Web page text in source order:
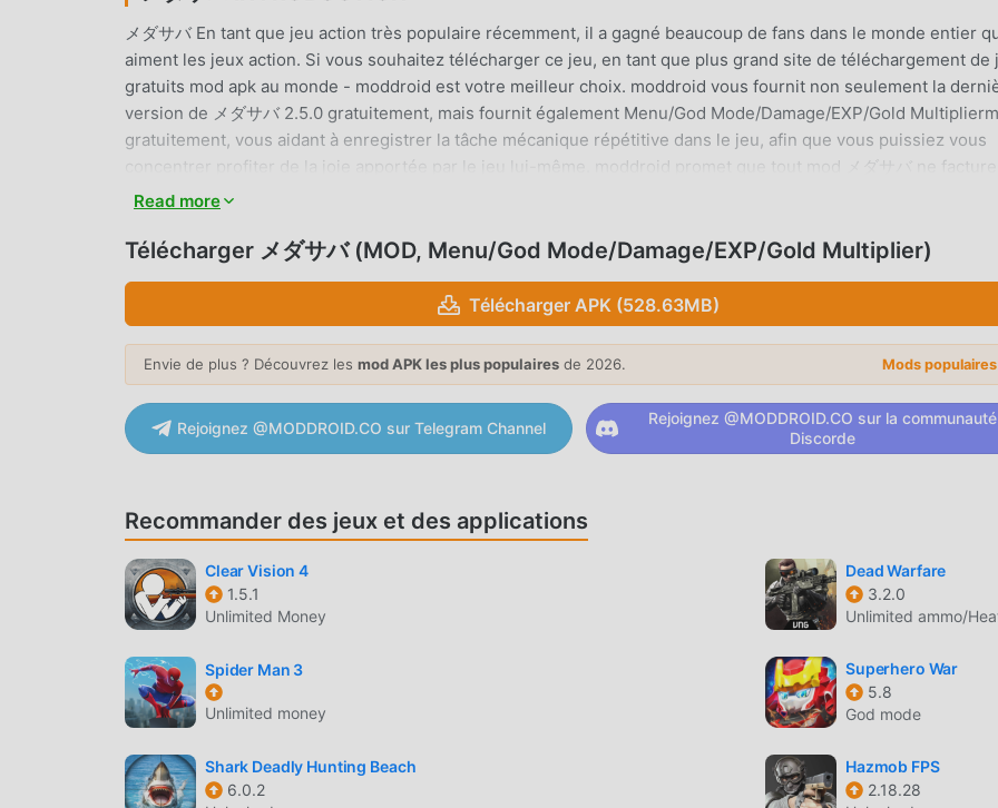
メダサバ En tant que jeu action très populaire récemment, il a gagné beaucoup de fans dans le monde entier
aiment les jeux action. Si vous souhaitez télécharger ce jeu, en tant que plus grand site de téléchargement de
gratuits mod apk au monde - moddroid est votre meilleur choix. moddroid vous fournit non seulement la
version de メダサバ 2.5.0 gratuitement, mais fournit également Menu/God Mode/Damage/EXP/Gold
gratuitement, vous aidant à enregistrer la tâche mécanique répétitive dans le jeu, afin que vous puissiez vous
concentrer profiter de la joie apportée par le jeu lui-même. moddroid promet que tout mod メダサバ ne
aucun frais aux joueurs, et il est 100% sûr, disponible et gratuit à installer. Téléchargez simplement le client
moddroid et jouez !
メダサバ En tant que jeu action populaire, son gameplay unique lui a permis de gagner un grand nombre de
travers le monde. Contrairement aux jeux action traditionnels, dans メダサバ , vous n'avez qu'à suivre le
action メダサバ 2.5.0. Dans le même temps, moddroid a spécialement construit une plate-forme pour les
de jeux action, vous permettant de communiquer et de partager avec tous les amateurs de jeux action du
BEL ÉCRAN
Comme les jeux action traditionnels, メダサバ a un style artistique unique, et ses graphismes, cartes et
personnages de haute qualité font de メダサバ attiré de nombreux fans de action, et comparé aux jeux action
traditionnels, メダサバ 2.5.0 a adopté un moteur virtuel mis à jour et effectué des améliorations audacieuses.
original de action, le maximum Il améliore l'expérience sensorielle de l'utilisateur, et il existe de nombreux
téléphones mobiles apk avec une excellente adaptabilité, garantissant que tous les amateurs de jeux action
peuvent pleinement profiter du bonheur apporté par メダサバ 2.5.0
MOD UNIQUE
Read more
Télécharger メダサバ (MOD, Menu/God Mode/Damage/EXP/Gold Multiplier)
Télécharger APK (528.63MB)
Envie de plus ? Découvrez les mod APK les plus populaires de 2026. Mods
Rejoignez @MODDROID.CO sur Telegram Channel
Rejoignez @MODDROID.CO sur la communauté
Discorde
Recommander des jeux et des applications
Clear Vision 4
1.5.1
Unlimited Money
Dead Warfare
3.2.0
Unlimited ammo/
Spider Man 3
Unlimited money
Superhero War
5.8
God mode
Shark Deadly Hunting Beach
6.0.2
Hazmob FPS
2.18.28